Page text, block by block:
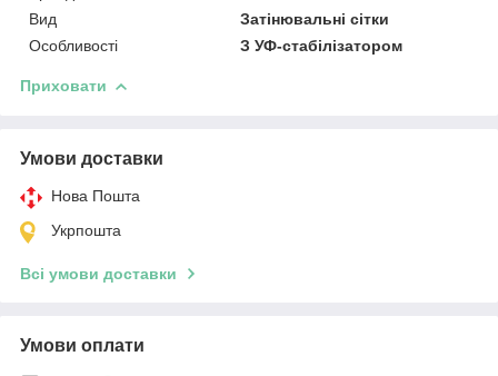
Вид
Затінювальні сітки
Особливості
З УФ-стабілізатором
Приховати
Умови доставки
Нова Пошта
Укрпошта
Всі умови доставки
Умови оплати